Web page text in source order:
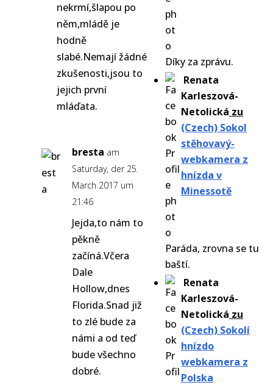
Díky za zprávu.
Renata
Karleszová-
Netolická zu
(Czech) Sokol
stěhovavý-
webkamera z
hnízda v
Minessotě
Paráda, zrovna se tu
baští.
Renata
Karleszová-
Netolická zu
(Czech) Sokolí
hnízdo
webkamera z
Polska
nekrmí,šlapou po
něm,mládě je
hodně
slabé.Nemají žádné
zkušenosti,jsou to
jejich první
mláďata.
bresta am
Saturday, der 25.
March 2017 um
21:46
Jejda,to nám to
pěkně
začíná.Včera
Dale
Hollow,dnes
Florida.Snad již
to zlé bude za
námi a od teď
bude všechno
dobré.